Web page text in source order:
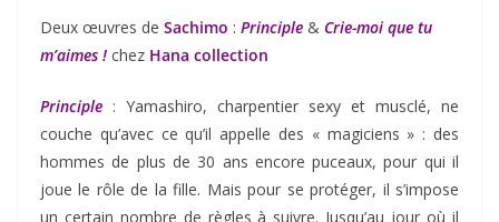
Deux œuvres de Sachimo : Principle & Crie-moi que tu
m’aimes ! chez Hana collection
Principle : Yamashiro, charpentier sexy et musclé, ne
couche qu’avec ce qu’il appelle des « magiciens » : des
hommes de plus de 30 ans encore puceaux, pour qui il
joue le rôle de la fille. Mais pour se protéger, il s’impose
un certain nombre de règles à suivre. Jusqu’au jour où il